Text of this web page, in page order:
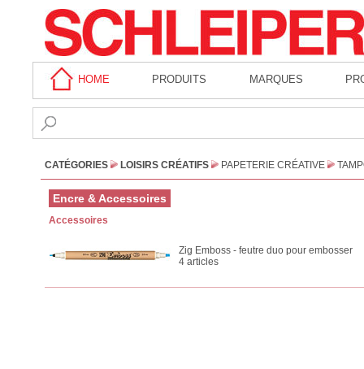
HOME PRODUITS MARQUES
CATÉGORIES LOISIRS CRÉATIFS PAPETERIE CRÉATIVE
Encre & Accessoires
Accessoires
Zig Emboss - feutre duo pour embosser
4 articles